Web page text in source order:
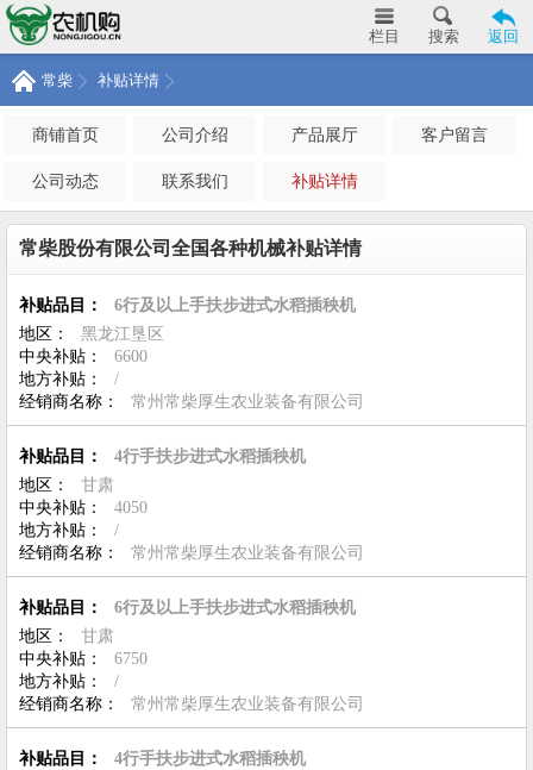
返回
搜索
栏目
常柴 补贴详情
商铺首页 公司介绍 产品展厅 客户留言
公司动态 联系我们 补贴详情
常柴股份有限公司全国各种机械补贴详情
补贴品目：
6行及以上手扶步进式水稻插秧机
地区：
黑龙江垦区
中央补贴：
6600
地方补贴：
/
经销商名称：
常州常柴厚生农业装备有限公司
补贴品目：
4行手扶步进式水稻插秧机
地区：
甘肃
中央补贴：
4050
地方补贴：
/
经销商名称：
常州常柴厚生农业装备有限公司
补贴品目：
6行及以上手扶步进式水稻插秧机
地区：
甘肃
中央补贴：
6750
地方补贴：
/
经销商名称：
常州常柴厚生农业装备有限公司
补贴品目：
4行手扶步进式水稻插秧机